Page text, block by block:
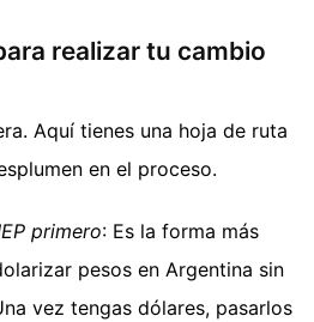
realizar tu cambio
Aquí tienes una hoja de ruta
en el proceso.
primero: Es la forma más
pesos en Argentina sin
vez tengas dólares, pasarlos